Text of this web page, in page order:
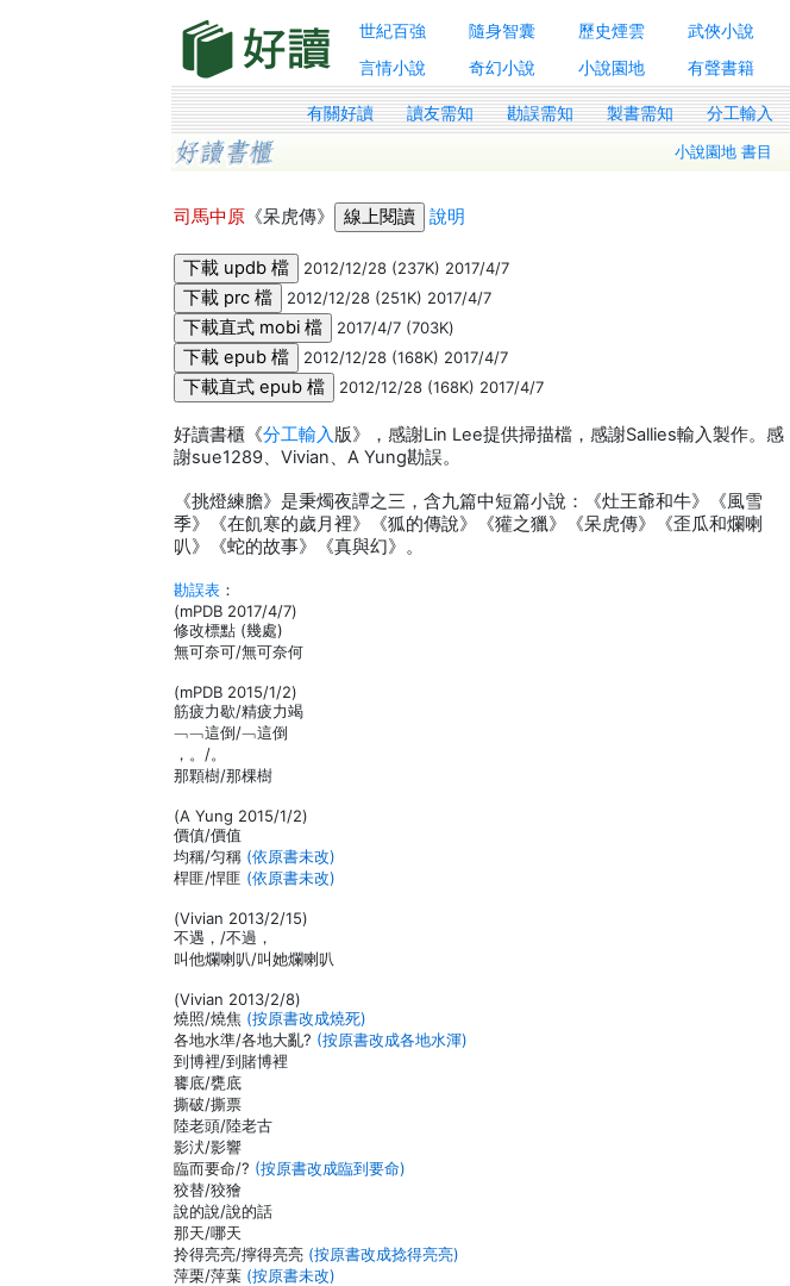
世紀百強 隨身智囊 歷史煙雲 武俠小說
言情小說
奇幻小說 小說園地 有聲書籍
有關好讀 讀友需知 勘誤需知 製書需知 分工輸入
小說園地 書目
司馬中原 《呆虎傳》 說明
2012/12/28 (237K) 2017/4/7
2012/12/28 (251K) 2017/4/7
2017/4/7 (703K)
2012/12/28 (168K) 2017/4/7
2012/12/28 (168K) 2017/4/7
好讀書櫃《分工輸入版》，感謝Lin Lee提供掃描檔，感謝Sallies輸入製作。感
謝sue1289、Vivian、A Yung勘誤。
《挑燈練膽》是秉燭夜譚之三，含九篇中短篇小說：《灶王爺和牛》《風雪
季》《在飢寒的歲月裡》《狐的傳說》《獾之獵》《呆虎傳》《歪瓜和爛喇
叭》《蛇的故事》《真與幻》。
勘誤表 ：
(mPDB 2017/4/7)
修改標點 (幾處)
無可奈可/無可奈何
(mPDB 2015/1/2)
筋疲力歇/精疲力竭
﹁﹁這倒/﹁這倒
，。/。
那顆樹/那棵樹
(A Yung 2015/1/2)
價傎/價值
均稱/匀稱 (依原書未改)
桿匪/悍匪 (依原書未改)
(Vivian 2013/2/15)
不遇，/不過，
叫他爛喇叭/叫她爛喇叭
(Vivian 2013/2/8)
燒照/燒焦 (按原書改成燒死)
各地水準/各地大亂? (按原書改成各地水渾)
到博裡/到賭博裡
饔底/甕底
撕破/撕票
陸老頭/陸老古
影汱/影響
臨而要命/? (按原書改成臨到要命)
狡替/狡獪
說的說/說的話
那天/哪天
拎得亮亮/擰得亮亮 (按原書改成捻得亮亮)
萍栗/萍葉 (按原書未改)